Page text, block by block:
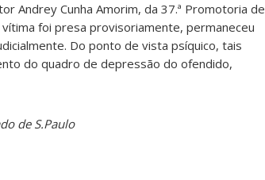
Andrey Cunha Amorim, da 37.ª Promotoria de
vítima foi presa provisoriamente, permaneceu
Do ponto de vista psíquico, tais
do quadro de depressão do ofendido,
de S.Paulo